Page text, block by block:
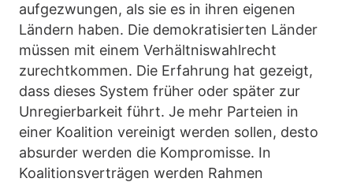
aufgezwungen, als sie es in ihren eigenen
Ländern haben. Die demokratisierten Länder
müssen mit einem Verhältniswahlrecht
zurechtkommen. Die Erfahrung hat gezeigt,
dass dieses System früher oder später zur
Unregierbarkeit führt. Je mehr Parteien in
einer Koalition vereinigt werden sollen, desto
absurder werden die Kompromisse. In
Koalitionsverträgen werden Rahmen